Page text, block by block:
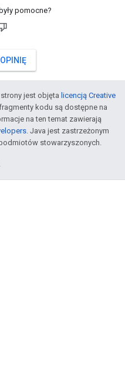
pomocne?
jest objęta licencją Creative
kodu są dostępne na
na ten temat zawierają
. Java jest zastrzeżonym
stowarzyszonych.